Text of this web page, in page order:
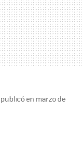
en marzo de